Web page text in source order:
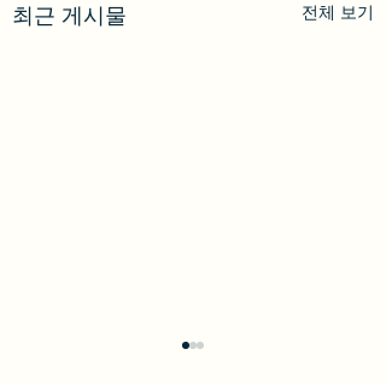
최근 게시물 전체 보기